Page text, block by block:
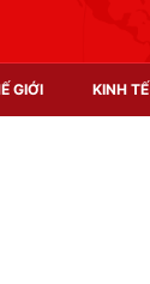
GIỚI KINH TẾ